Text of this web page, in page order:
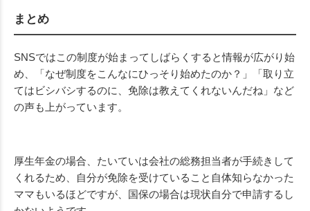
まとめ
SNSではこの制度が始まってしばらくすると情報が広がり始
め、「なぜ制度をこんなにひっそり始めたのか？」「取り立
てはビシバシするのに、免除は教えてくれないんだね」など
の声も上がっています。
厚生年金の場合、たいていは会社の総務担当者が手続きして
くれるため、自分が免除を受けていること自体知らなかった
ママもいるほどですが、国保の場合は現状自分で申請するし